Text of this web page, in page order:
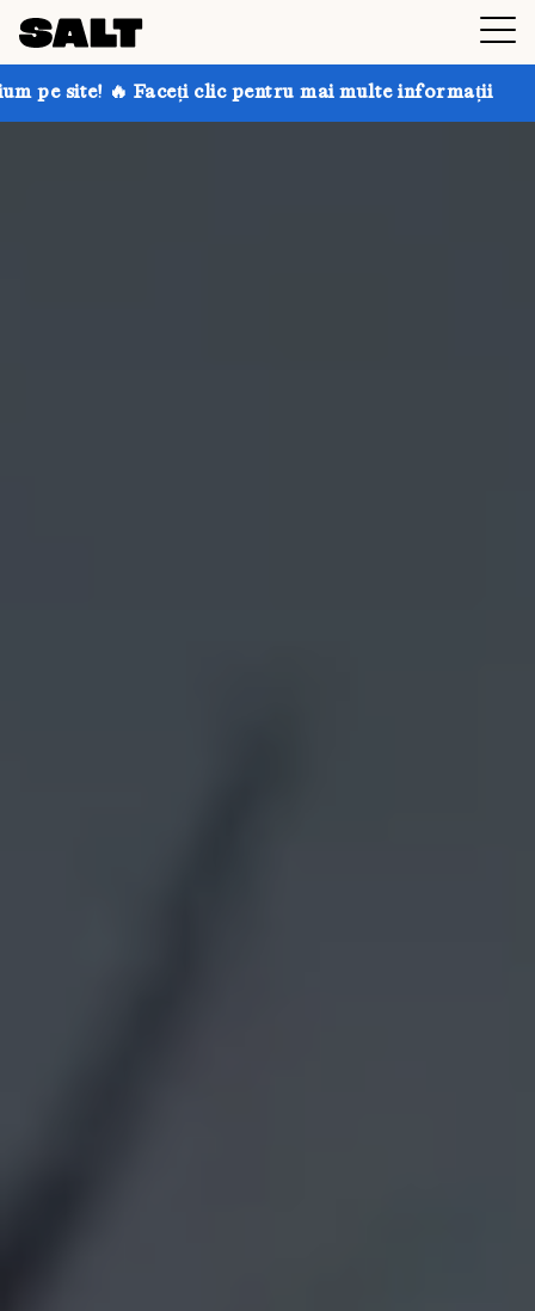
clic pentru mai multe informații Obțineți până la